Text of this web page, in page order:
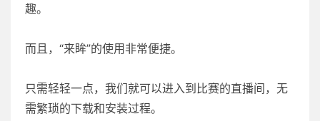
趣。
而且，“来眸”的使用非常便捷。
只需轻轻一点，我们就可以进入到比赛的直播间，无
需繁琐的下载和安装过程。